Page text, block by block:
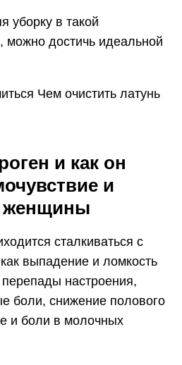
уборку в такой
можно достичь идеальной
Чем очистить латунь
и как он
и
женщины
сталкиваться с
выпадение и ломкость
настроения,
боли, снижение полового
и боли в молочных